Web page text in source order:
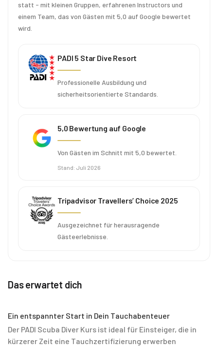
statt - mit kleinen Gruppen, erfahrenen Instructors und
einem Team, das von Gästen mit 5,0 auf Google bewertet
wird.
PADI 5 Star Dive Resort
Professionelle Ausbildung und
sicherheitsorientierte Standards.
5,0 Bewertung auf Google
Von Gästen im Schnitt mit 5,0 bewertet.
Stand: Juli 2026
Tripadvisor Travellers’ Choice 2025
Ausgezeichnet für herausragende
Gästeerlebnisse.
Das erwartet dich
Ein entspannter Start in Dein Tauchabenteuer
Der PADI Scuba Diver Kurs ist ideal für Einsteiger, die in
kürzerer Zeit eine Tauchzertifizierung erwerben